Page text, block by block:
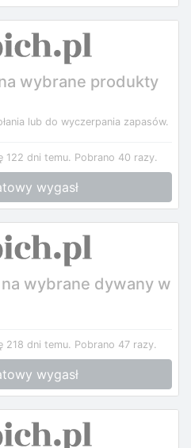
wybrane produkty
lub do wyczerpania zapasów.
122 dni temu. Pobrano 40 razy.
wygasł
wybrane dywany w
218 dni temu. Pobrano 47 razy.
wygasł